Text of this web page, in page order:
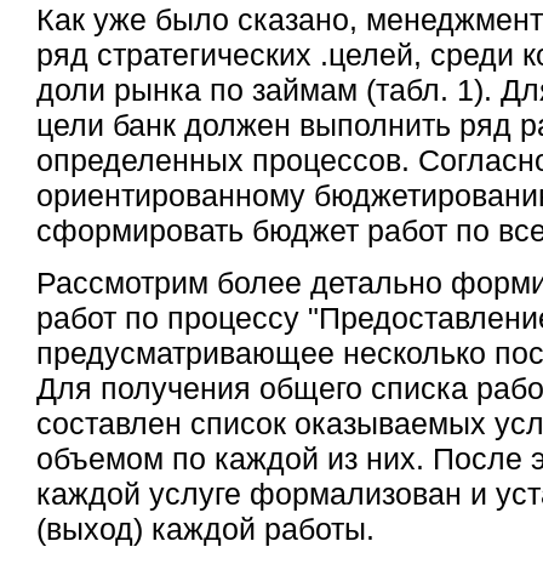
Как уже было сказано,
ряд стратегических .целей, среди
доли рынка по займам (табл. 1).
цели банк должен выполнить ряд
определенных процессов.
ориентированному
сформировать бюджет работ по
Рассмотрим более детально
работ по процессу
предусматривающее несколько
Для получения общего списка
составлен список оказываемых
объемом по каждой из них. После
каждой услуге формализован и
(выход) каждой работы.